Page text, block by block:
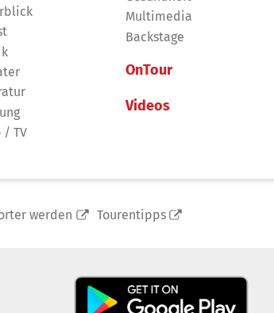
/ TV
Multimedia
Backstage
OnTour
Videos
werden Tourentipps